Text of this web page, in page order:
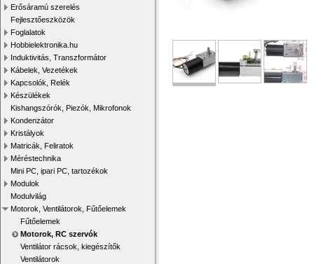
Erősáramú szerelés
Fejlesztőeszközök
Foglalatok
Hobbielektronika.hu
Induktivitás, Transzformátor
Kábelek, Vezetékek
Kapcsolók, Relék
Készülékek
Kishangszórók, Piezók, Mikrofonok
Kondenzátor
Kristályok
Matricák, Feliratok
Méréstechnika
Mini PC, ipari PC, tartozékok
Modulok
Modulvilág
Motorok, Ventilátorok, Fűtőelemek
Fűtőelemek
Motorok, RC szervók
Ventilátor rácsok, kiegészítők
Ventilátorok